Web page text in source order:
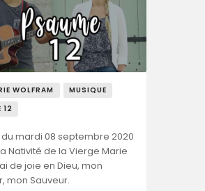
WOLFRAM
MUSIQUE
12
mardi 08 septembre 2020
Nativité de la Vierge Marie
de joie en Dieu, mon
mon Sauveur.